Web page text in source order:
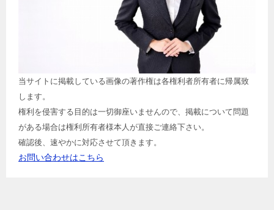
当サイトに掲載している画像の著作権は各権利者所有者に帰属致
します。
権利を侵害する目的は一切御座いませんので、掲載について問題
がある場合は権利所有者様本人が直接ご連絡下さい。
確認後、速やかに対応させて頂きます。
お問い合わせはこちら